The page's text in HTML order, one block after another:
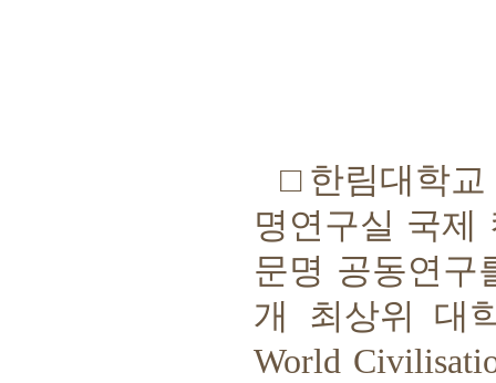
□ 한림대학
명연구실 국제
문명 공동연구
개 최상위 대
World